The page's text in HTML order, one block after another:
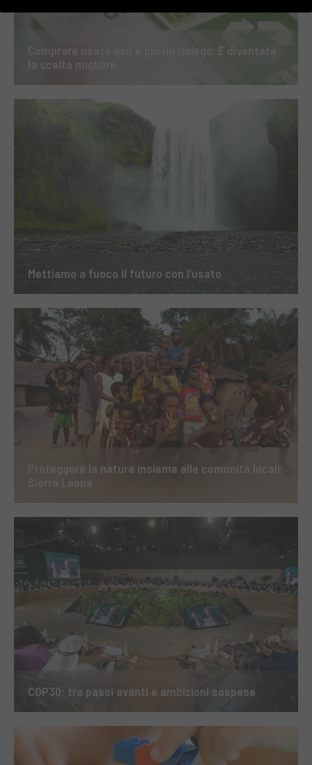
Comprare usato non è più un ripiego. È diventata
la scelta migliore
Mettiamo a fuoco il futuro con l’usato
Proteggere la natura insieme alle comunità locali:
Sierra Leone
COP30: tra passi avanti e ambizioni sospese